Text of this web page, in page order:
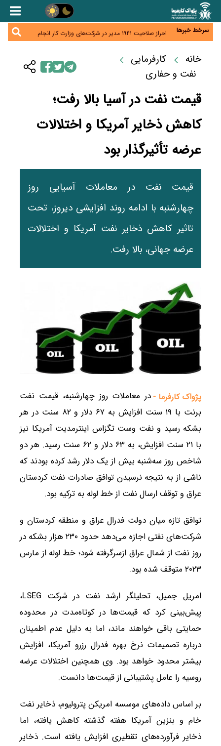
سرخط خبرها
هشدار درباره کاهش عرضه مسکن اجاره‌ای؛ دولت
رسانه تخصصی باید مطالبه‌گری، دقت و استقلال را
احراز صلاحیت ۱۹۴۱ مدیر در شرکت‌های وزارت کار انجام
نشده است؛ شایسته‌سالاری زیر فشار؟
به چه قیمتی؟
موبایل گران می‌شود؟ هزینه واردات ۱۰ برابر شد، ثبت
سفارش همچنان متوقف است
خانه
کارفرمایی
نفت و حفاری
قیمت نفت در آسیا بالا رفت؛
کاهش ذخایر آمریکا و اختلالات
عرضه تأثیرگذار بود
قیمت نفت در معاملات آسیایی روز
چهارشنبه با ادامه روند افزایشی دیروز، تحت
تاثیر کاهش ذخایر نفت آمریکا و اختلالات
عرضه جهانی، بالا رفت.
پژواک کارفرما - در معاملات روز چهارشنبه، قیمت نفت
برنت با ۱۹ سنت افزایش به ۶۷ دلار و ۸۲ سنت در هر
بشکه رسید و نفت وست تگزاس اینترمدیت آمریکا نیز
با ۲۱ سنت افزایش، به ۶۳ دلار و ۶۲ سنت رسید. هر دو
شاخص روز سه‌شنبه بیش از یک دلار رشد کرده بودند که
ناشی از به نتیجه نرسیدن توافق صادرات نفت کردستان
عراق و توقف ارسال نفت از خط لوله به ترکیه بود.
توافق تازه میان دولت فدرال عراق و منطقه کردستان و
شرکت‌های نفتی اجازه می‌دهد حدود ۲۳۰ هزار بشکه در
روز نفت از شمال عراق ازسرگرفته شود؛ خط لوله از مارس
۲۰۲۳ متوقف شده بود.
امریل جمیل، تحلیلگر ارشد نفت در شرکت LSEG،
پیش‌بینی کرد که قیمت‌ها در کوتاه‌مدت در محدوده
حمایتی باقی خواهند ماند، اما به دلیل عدم اطمینان
درباره تصمیمات نرخ بهره فدرال رزرو آمریکا، افزایش
بیشتر محدود خواهد بود. وی همچنین اختلالات عرضه
روسیه را عامل پشتیبانی از قیمت‌ها دانست.
بر اساس داده‌های موسسه امریکن پترولیوم، ذخایر نفت
خام و بنزین آمریکا هفته گذشته کاهش یافته، اما
ذخایر فرآورده‌های تقطیری افزایش یافته است. ذخایر